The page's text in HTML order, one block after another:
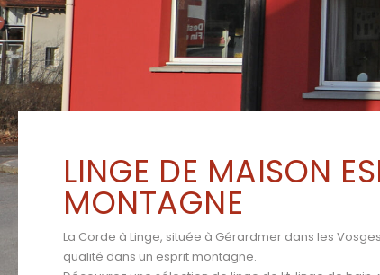
LINGE DE MAISON
MONTAGNE
La Corde à Linge, située à Gérardmer dans les
qualité dans un esprit montagne.